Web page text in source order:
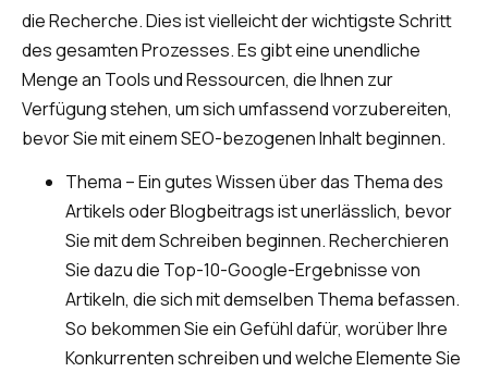
die Recherche. Dies ist vielleicht der wichtigste Schritt
des gesamten Prozesses. Es gibt eine unendliche
Menge an Tools und Ressourcen, die Ihnen zur
Verfügung stehen, um sich umfassend vorzubereiten,
bevor Sie mit einem SEO-bezogenen Inhalt beginnen.
Thema – Ein gutes Wissen über das Thema des
Artikels oder Blogbeitrags ist unerlässlich, bevor
Sie mit dem Schreiben beginnen. Recherchieren
Sie dazu die Top-10-Google-Ergebnisse von
Artikeln, die sich mit demselben Thema befassen.
So bekommen Sie ein Gefühl dafür, worüber Ihre
Konkurrenten schreiben und welche Elemente Sie